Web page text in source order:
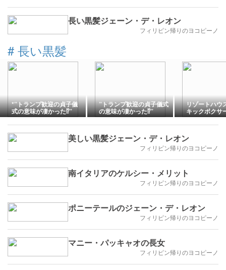
長い黒髪ジェーン・デ・レオン
フィリピン帰りのヨコピーノ
# 長い黒髪
*”トランプ歓迎の貞子儀
式の意味が凄かった⁉️”
”トランプ歓迎の貞子儀式
の意味が凄かった⁉️”
リゾートハウ
キックボクサ
美しい黒髪ジェーン・デ・レオン
フィリピン帰りのヨコピーノ
南イタリアのケルシー・メリット
フィリピン帰りのヨコピーノ
ポニーテールのジェーン・デ・レオン
フィリピン帰りのヨコピーノ
マニー・パッキャオの長女
フィリピン帰りのヨコピーノ